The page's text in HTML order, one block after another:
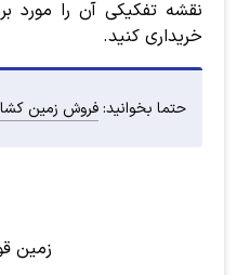
نقشه تفکیکی آن را مورد
خریداری کنید.
حتما بخوانید:فروش زمین
زمین